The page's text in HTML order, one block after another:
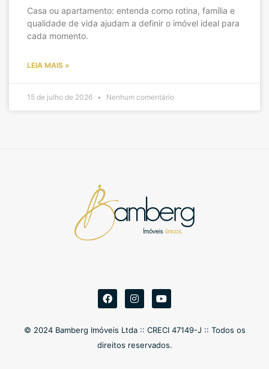
Casa ou apartamento: entenda como rotina, família e
qualidade de vida ajudam a definir o imóvel ideal para
cada momento.
LEIA MAIS »
15 de julho de 2026 Nenhum comentário
© 2024 Bamberg Imóveis Ltda :: CRECI 47149-J :: Todos os
direitos reservados.